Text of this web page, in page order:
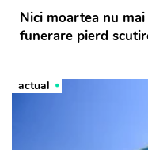
Nici moartea nu
funerare pierd
actual